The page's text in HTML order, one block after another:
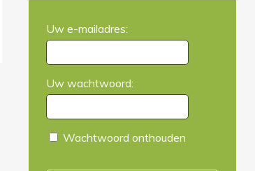
Uw e-mailadres:
Uw wachtwoord:
Wachtwoord onthouden